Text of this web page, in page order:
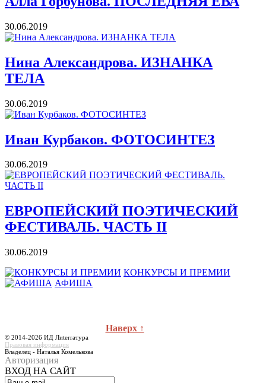
30.06.2019
Нина Александрова. ИЗНАНКА
ТЕЛА
30.06.2019
Иван Курбаков. ФОТОСИНТЕЗ
30.06.2019
ЕВРОПЕЙСКИЙ ПОЭТИЧЕСКИЙ
ФЕСТИВАЛЬ. ЧАСТЬ II
30.06.2019
КОНКУРСЫ И ПРЕМИИ
АФИША
Наверх ↑
© 2014-2026 ИД Лиterraтура
Правовая информация
Владелец - Наталья Комелькова
Авторизация
ВХОД НА САЙТ